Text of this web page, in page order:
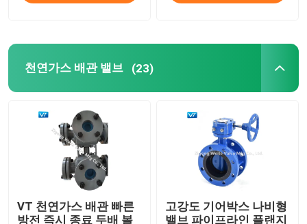
극저온 볼 밸브
탑 엔트리 볼 밸브
고압 고온 볼 밸브
천연가스 배관 밸브 (23)
VT 천연가스 배관 빠른
방전 즉시 종료 두배 볼
고강도 기어박스 나비형
밸브 파이프라인 플랜지